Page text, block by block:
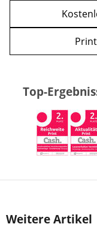
Top-
Weitere Artikel